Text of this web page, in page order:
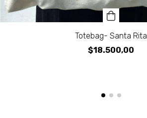
Totebag- Santa Rita
$18.500,00